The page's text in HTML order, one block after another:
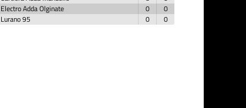
Electro Adda Olginate
0
0
Lurano 95
0 0